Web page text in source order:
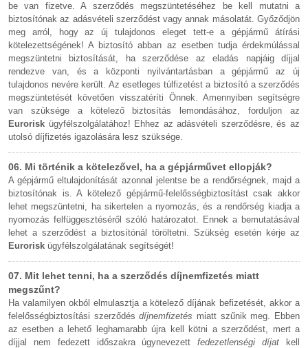
be van fizetve. A szerződés megszüntetéséhez be kell mutatni a
biztosítónak az adásvételi szerződést vagy annak másolatát. Győződjön
meg arról, hogy az új tulajdonos eleget tett-e a gépjármű átírási
kötelezettségének! A biztosító abban az esetben tudja érdekmúlással
megszüntetni biztosítását, ha szerződése az eladás napjáig díjjal
rendezve van, és a központi nyilvántartásban a gépjármű az új
tulajdonos nevére került. Az esetleges túlfizetést a biztosító a szerződés
megszüntetését követően visszatéríti Önnek. Amennyiben segítségre
van szüksége a kötelező biztosítás lemondásához, forduljon az
Eurorisk ügyfélszolgálatához! Ehhez az adásvételi szerződésre, és az
utolsó díjfizetés igazolására lesz szüksége.
06. Mi történik a kötelezővel, ha a gépjárművet ellopják?
A gépjármű eltulajdonítását azonnal jelentse be a rendőrségnek, majd a
biztosítónak is. A kötelező gépjármű-felelősségbiztosítást csak akkor
lehet megszüntetni, ha sikertelen a nyomozás, és a rendőrség kiadja a
nyomozás felfüggesztéséről szóló határozatot. Ennek a bemutatásával
lehet a szerződést a biztosítónál töröltetni. Szükség esetén kérje az
Eurorisk ügyfélszolgálatának segítségét!
07. Mit lehet tenni, ha a szerződés díjnemfizetés miatt
megszűnt?
Ha valamilyen okból elmulasztja a kötelező díjának befizetését, akkor a
felelősségbiztosítási szerződésdíjnemfizetés miatt szűnik meg. Ebben
az esetben a lehető leghamarabb újra kell kötni a szerződést, mert a
díjjal nem fedezett időszakra úgynevezettfedezetlenségi díjat kell